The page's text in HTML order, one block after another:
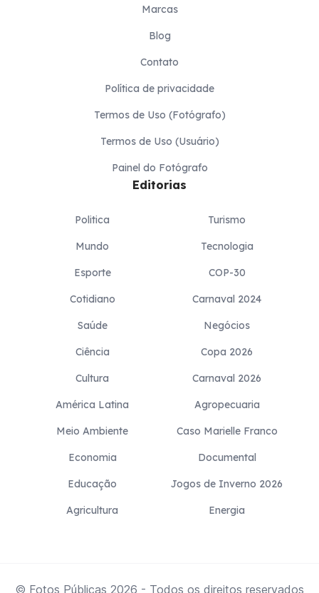
Marcas
Blog
Contato
Política de privacidade
Termos de Uso (Fotógrafo)
Termos de Uso (Usuário)
Painel do Fotógrafo
Editorias
Politica
Mundo
Esporte
Cotidiano
Saúde
Ciência
Cultura
América Latina
Meio Ambiente
Economia
Educação
Agricultura
Turismo
Tecnologia
COP-30
Carnaval 2024
Negócios
Copa 2026
Carnaval 2026
Agropecuaria
Caso Marielle Franco
Documental
Jogos de Inverno 2026
Energia
© Fotos Públicas 2026 - Todos os direitos reservados